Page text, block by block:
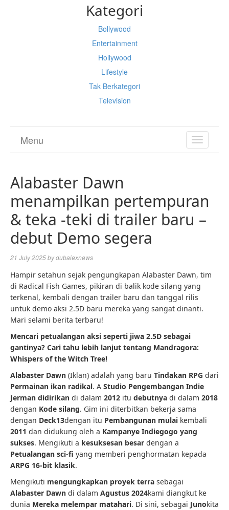
Kategori
Bollywood
Entertainment
Hollywood
Lifestyle
Tak Berkategori
Television
TOGGLE
Menu
Alabaster Dawn
menampilkan pertempuran
& teka -teki di trailer baru –
debut Demo segera
21 July 2025bydubaiexnews
Hampir setahun sejak pengungkapan Alabaster Dawn, tim
di Radical Fish Games, pikiran di balik kode silang yang
terkenal, kembali dengan trailer baru dan tanggal rilis
untuk demo aksi 2.5D baru mereka yang sangat dinanti.
Mari selami berita terbaru!
Mencari petualangan aksi seperti jiwa 2.5D sebagai
gantinya? Cari tahu lebih lanjut tentang Mandragora:
Whispers of the Witch Tree!
Alabaster Dawn (Iklan) adalah yang baru Tindakan RPG dari
Permainan ikan radikal. A Studio Pengembangan Indie
Jerman didirikan di dalam 2012 itu debutnya di dalam 2018
dengan Kode silang. Gim ini diterbitkan bekerja sama
dengan Deck13dengan itu Pembangunan mulai kembali
2011 dan didukung oleh a Kampanye Indiegogo yang
sukses. Mengikuti a kesuksesan besar dengan a
Petualangan sci-fi yang memberi penghormatan kepada
ARPG 16-bit klasik.
Mengikuti mengungkapkan proyek terra sebagai
Alabaster Dawn di dalam Agustus 2024kami diangkut ke
dunia Mereka melempar matahari. Di sini, sebagai Junokita